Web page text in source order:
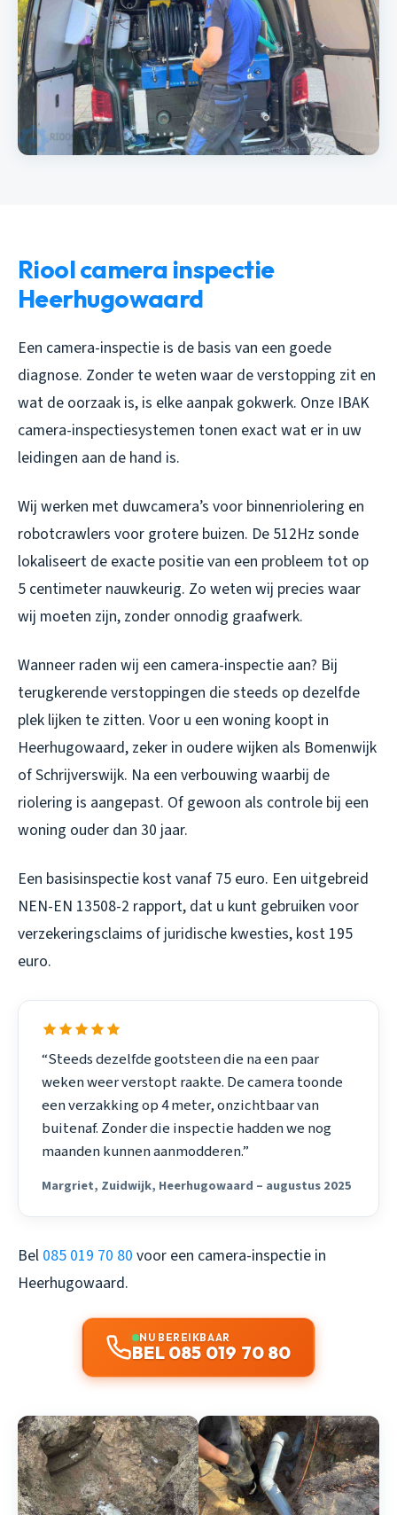
Riool camera inspectie
Heerhugowaard
Een camera-inspectie is de basis van een goede
diagnose. Zonder te weten waar de verstopping zit en
wat de oorzaak is, is elke aanpak gokwerk. Onze IBAK
camera-inspectiesystemen tonen exact wat er in uw
leidingen aan de hand is.
Wij werken met duwcamera’s voor binnenriolering en
robotcrawlers voor grotere buizen. De 512Hz sonde
lokaliseert de exacte positie van een probleem tot op
5 centimeter nauwkeurig. Zo weten wij precies waar
wij moeten zijn, zonder onnodig graafwerk.
Wanneer raden wij een camera-inspectie aan? Bij
terugkerende verstoppingen die steeds op dezelfde
plek lijken te zitten. Voor u een woning koopt in
Heerhugowaard, zeker in oudere wijken als Bomenwijk
of Schrijverswijk. Na een verbouwing waarbij de
riolering is aangepast. Of gewoon als controle bij een
woning ouder dan 30 jaar.
Een basisinspectie kost vanaf 75 euro. Een uitgebreid
NEN-EN 13508-2 rapport, dat u kunt gebruiken voor
verzekeringsclaims of juridische kwesties, kost 195
euro.
“Steeds dezelfde gootsteen die na een paar
weken weer verstopt raakte. De camera toonde
een verzakking op 4 meter, onzichtbaar van
buitenaf. Zonder die inspectie hadden we nog
maanden kunnen aanmodderen.”
Margriet, Zuidwijk, Heerhugowaard – augustus 2025
Bel 085 019 70 80 voor een camera-inspectie in
Heerhugowaard.
NU BEREIKBAAR
BEL 085 019 70 80